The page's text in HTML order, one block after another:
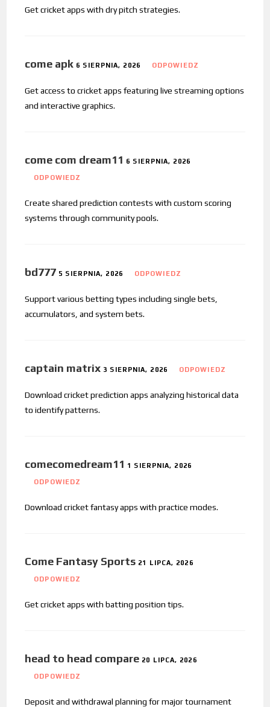
Get cricket apps with dry pitch strategies.
come apk 6 SIERPNIA, 2026 ODPOWIEDZ
Get access to cricket apps featuring live streaming options
and interactive graphics.
come com dream11 6 SIERPNIA, 2026
ODPOWIEDZ
Create shared prediction contests with custom scoring
systems through community pools.
bd777 5 SIERPNIA, 2026 ODPOWIEDZ
Support various betting types including single bets,
accumulators, and system bets.
captain matrix 3 SIERPNIA, 2026 ODPOWIEDZ
Download cricket prediction apps analyzing historical data
to identify patterns.
comecomedream11 1 SIERPNIA, 2026
ODPOWIEDZ
Download cricket fantasy apps with practice modes.
Come Fantasy Sports 21 LIPCA, 2026
ODPOWIEDZ
Get cricket apps with batting position tips.
head to head compare 20 LIPCA, 2026
ODPOWIEDZ
Deposit and withdrawal planning for major tournament